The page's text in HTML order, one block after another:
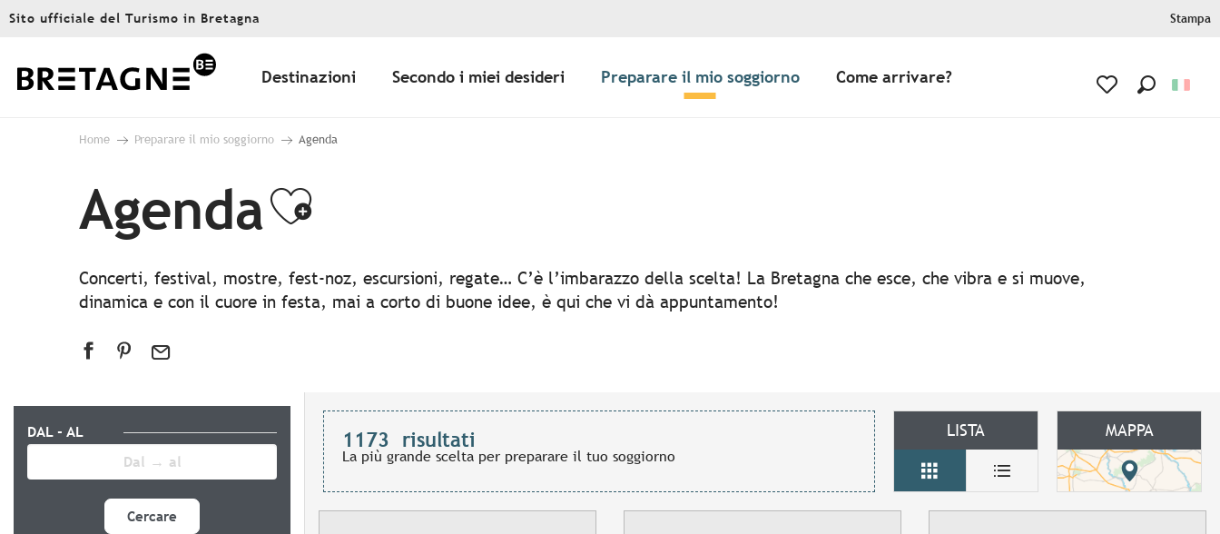
Aller
principal
Sito ufficiale del Turismo in Bretagna Stampa
Destinazioni Secondo i miei desideri Preparare il mio soggiorno Come arrivare?
Home Preparare il mio soggiorno Agenda
AgendaAjouter aux favoris
Concerti, festival, mostre, fest-noz, escursioni, regate… C’è l’imbarazzo della scelta! La Bretagna che esce, che vibra e si muove,
dinamica e con il cuore in festa, mai a corto di buone idee, è qui che vi dà appuntamento!
DAL - AL
Cercare
1173 risultati
La più grande scelta per preparare il tuo soggiorno
LISTA MAPPA